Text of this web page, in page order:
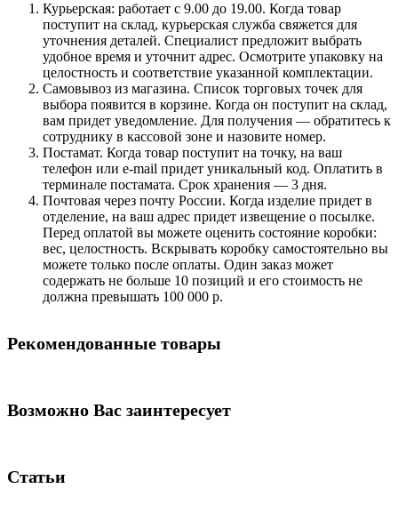
Курьерская: работает с 9.00 до 19.00. Когда товар
поступит на склад, курьерская служба свяжется для
уточнения деталей. Специалист предложит выбрать
удобное время и уточнит адрес. Осмотрите упаковку на
целостность и соответствие указанной комплектации.
Самовывоз из магазина. Список торговых точек для
выбора появится в корзине. Когда он поступит на склад,
вам придет уведомление. Для получения — обратитесь к
сотруднику в кассовой зоне и назовите номер.
Постамат. Когда товар поступит на точку, на ваш
телефон или e-mail придет уникальный код. Оплатить в
терминале постамата. Срок хранения — 3 дня.
Почтовая через почту России. Когда изделие придет в
отделение, на ваш адрес придет извещение о посылке.
Перед оплатой вы можете оценить состояние коробки:
вес, целостность. Вскрывать коробку самостоятельно вы
можете только после оплаты. Один заказ может
содержать не больше 10 позиций и его стоимость не
должна превышать 100 000 р.
Рекомендованные товары
Возможно Вас заинтересует
Статьи